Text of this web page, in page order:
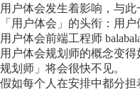
用户体会发生着影响，与
「用户体会」的头衔：用
用户体会前端工程师
用户体会规划师的概念变
规划师」将会很快不见。
假如每个人在安排中都分